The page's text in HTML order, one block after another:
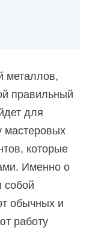
металлов,
правильный
для
мастеровых
которые
Именно о
собой
обычных и
работу